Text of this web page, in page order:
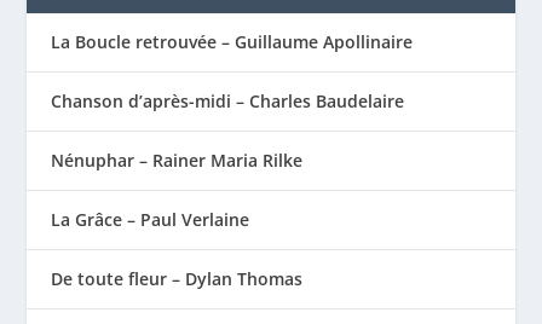
La Boucle retrouvée – Guillaume Apollinaire
Chanson d’après-midi – Charles Baudelaire
Nénuphar – Rainer Maria Rilke
La Grâce – Paul Verlaine
De toute fleur – Dylan Thomas